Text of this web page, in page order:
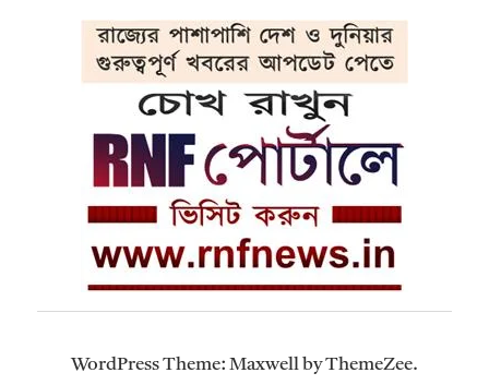
WordPress Theme: Maxwell by ThemeZee.